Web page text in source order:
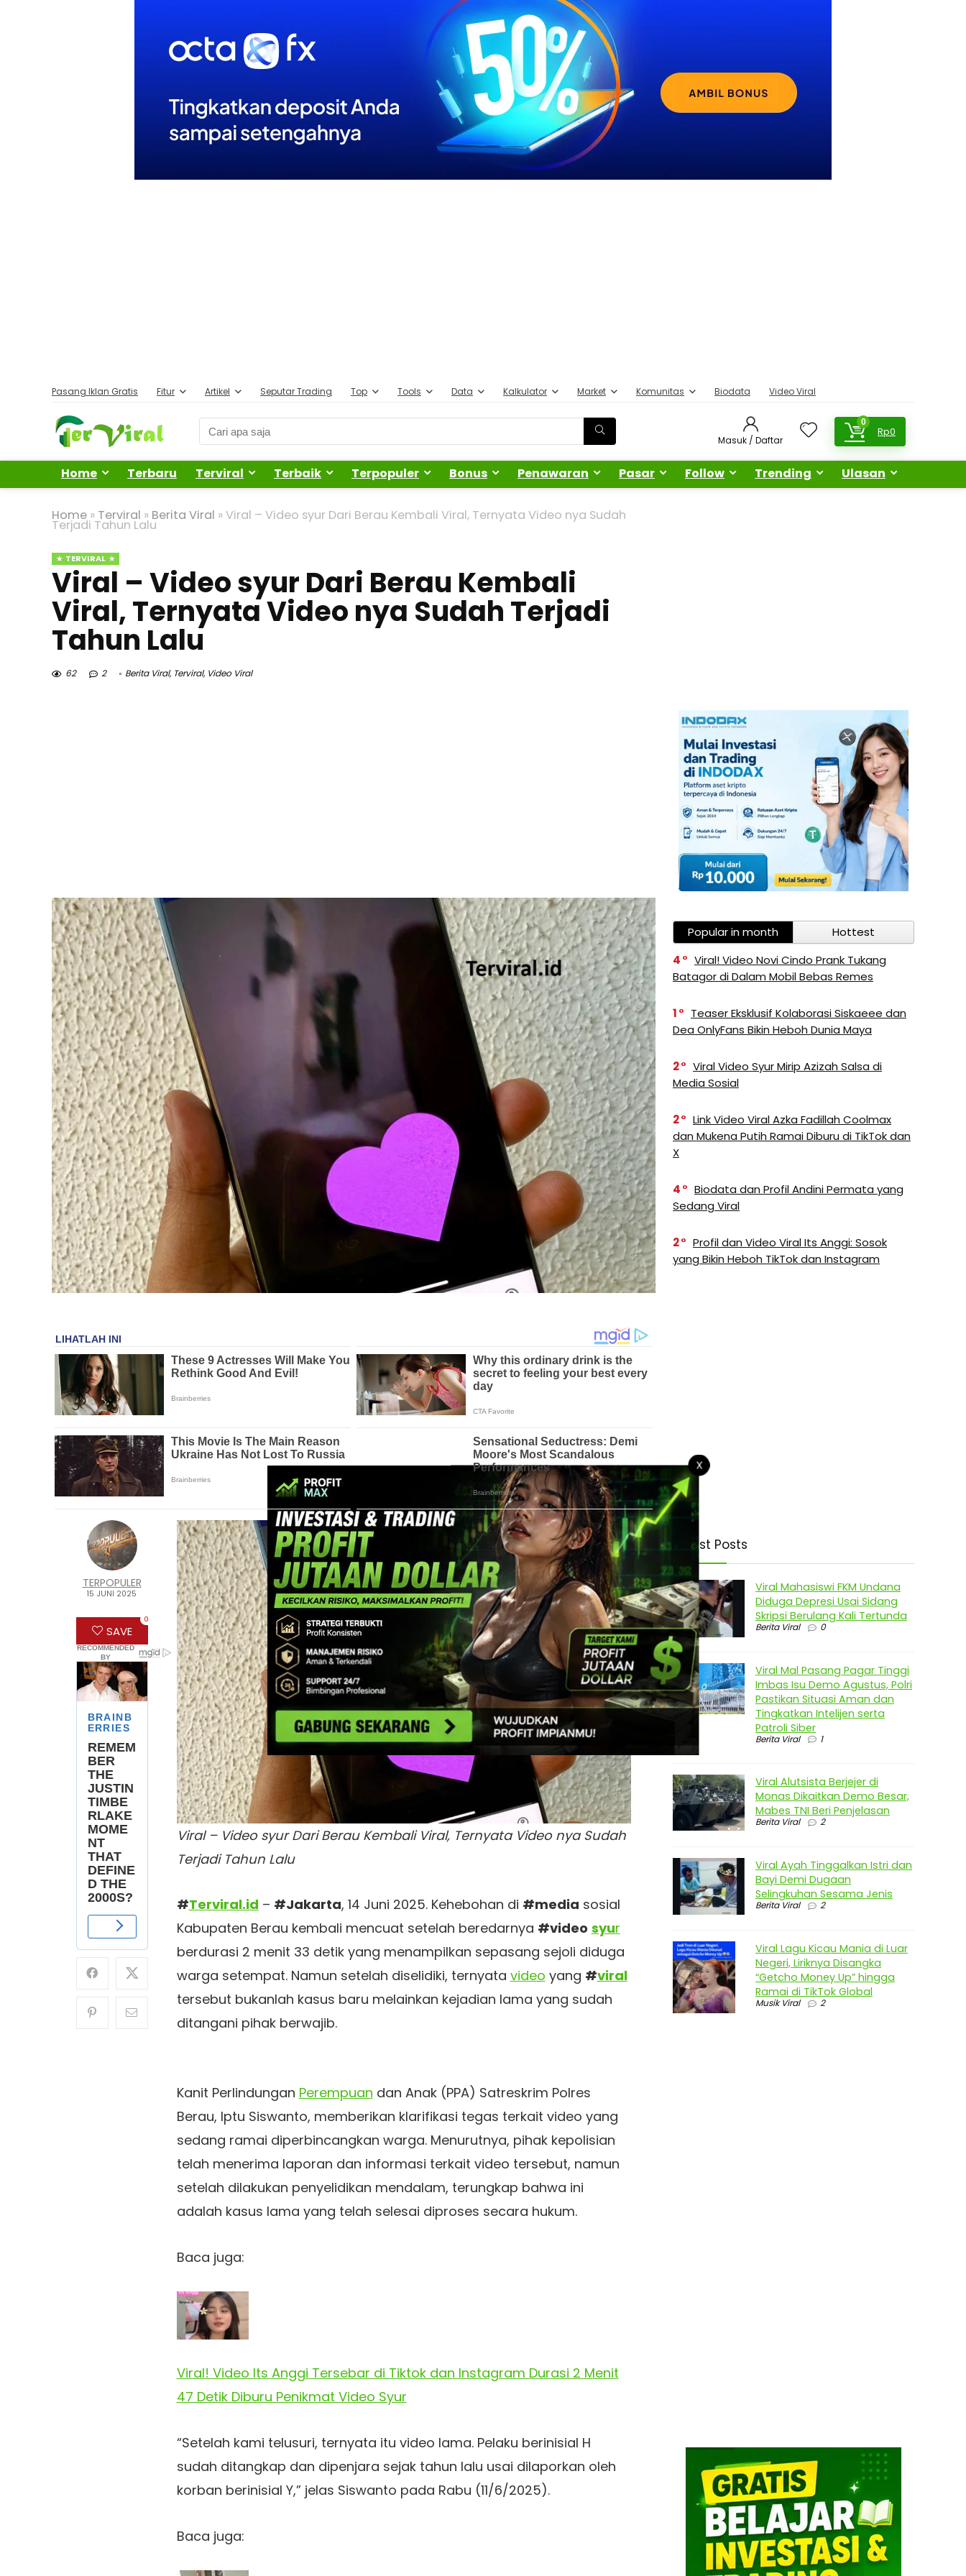
Pasang Iklan Gratis Fitur Artikel Seputar Trading Top Tools Data Kalkulator Market Komunitas Biodata Video Viral
Masuk / Daftar
0
Rp0
Home Terbaru Terviral Terbaik Terpopuler Bonus Penawaran Pasar Follow Trending Ulasan
Home » Terviral » Berita Viral »Viral – Video syur Dari Berau Kembali Viral, Ternyata Video nya Sudah
Terjadi Tahun Lalu
TERVIRAL
Viral – Video syur Dari Berau Kembali
Viral, Ternyata Video nya Sudah Terjadi
Tahun Lalu
62 2 Berita Viral, Terviral, Video Viral
TERPOPULER
15 JUNI 2025
SAVE
0
Viral – Video syur Dari Berau Kembali Viral, Ternyata Video nya Sudah
Terjadi Tahun Lalu
#Terviral.id – #Jakarta, 14 Juni 2025. Kehebohan di #media sosial
Kabupaten Berau kembali mencuat setelah beredarnya #video syur
berdurasi 2 menit 33 detik yang menampilkan sepasang sejoli diduga
warga setempat. Namun setelah diselidiki, ternyata video yang #viral
tersebut bukanlah kasus baru melainkan kejadian lama yang sudah
ditangani pihak berwajib.
Kanit Perlindungan Perempuan dan Anak (PPA) Satreskrim Polres
Berau, Iptu Siswanto, memberikan klarifikasi tegas terkait video yang
sedang ramai diperbincangkan warga. Menurutnya, pihak kepolisian
telah menerima laporan dan informasi terkait video tersebut, namun
setelah dilakukan penyelidikan mendalam, terungkap bahwa ini
adalah kasus lama yang telah selesai diproses secara hukum.
Baca juga:
Viral! Video Its Anggi Tersebar di Tiktok dan Instagram Durasi 2 Menit
47 Detik Diburu Penikmat Video Syur
“Setelah kami telusuri, ternyata itu video lama. Pelaku berinisial H
sudah ditangkap dan dipenjara sejak tahun lalu usai dilaporkan oleh
korban berinisial Y,” jelas Siswanto pada Rabu (11/6/2025).
Baca juga:
Popular in month
Hottest
4
Viral! Video Novi Cindo Prank Tukang
Batagor di Dalam Mobil Bebas Remes
1
Teaser Eksklusif Kolaborasi Siskaeee dan
Dea OnlyFans Bikin Heboh Dunia Maya
2
Viral Video Syur Mirip Azizah Salsa di
Media Sosial
2
Link Video Viral Azka Fadillah Coolmax
dan Mukena Putih Ramai Diburu di TikTok dan
X
4
Biodata dan Profil Andini Permata yang
Sedang Viral
2
Profil dan Video Viral Its Anggi: Sosok
yang Bikin Heboh TikTok dan Instagram
Latest Posts
Viral Mahasiswi FKM Undana
Diduga Depresi Usai Sidang
Skripsi Berulang Kali Tertunda
Berita Viral 0
Viral Mal Pasang Pagar Tinggi
Imbas Isu Demo Agustus, Polri
Pastikan Situasi Aman dan
Tingkatkan Intelijen serta
Patroli Siber
Berita Viral 1
Viral Alutsista Berjejer di
Monas Dikaitkan Demo Besar,
Mabes TNI Beri Penjelasan
Berita Viral 2
Viral Ayah Tinggalkan Istri dan
Bayi Demi Dugaan
Selingkuhan Sesama Jenis
Berita Viral 2
Viral Lagu Kicau Mania di Luar
Negeri, Liriknya Disangka
“Getcho Money Up” hingga
Ramai di TikTok Global
Musik Viral 2
X